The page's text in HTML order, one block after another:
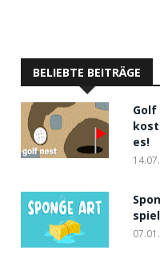
BELIEBTE BEITRÄGE
Golf
es!